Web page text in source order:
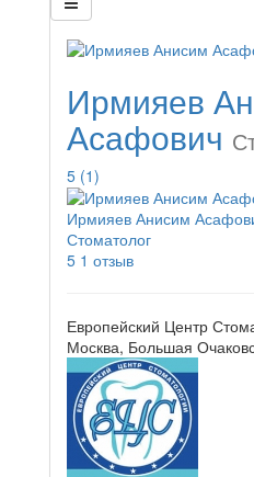
Ирмияев
Асафович
5 (1)
Ирмияев Анисим
Стоматолог
5 1 отзыв
Европейский Центр
Москва, Большая